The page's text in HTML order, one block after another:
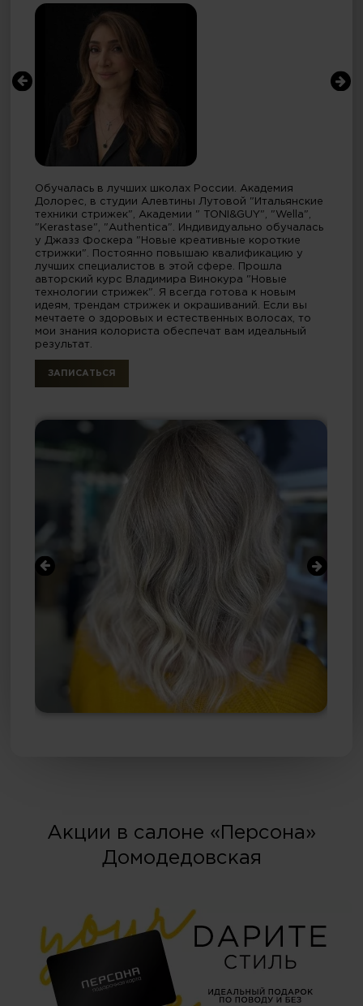
Обучалась в лучших школах России. Академия
Долорес, в студии Алевтины Лутовой "Итальянские
техники стрижек", Академии " TONI&GUY", "Wella",
"Kerastase", "Authentica". Индивидуально обучалась
у Джазз Фоскера "Новые креативные короткие
стрижки". Постоянно повышаю квалификацию у
лучших специалистов в этой сфере. Прошла
авторский курс Владимира Винокура "Новые
технологии стрижек". Я всегда готова к новым
идеям, трендам стрижек и окрашиваний. Если вы
мечтаете о здоровых и естественных волосах, то
мои знания колориста обеспечат вам идеальный
результат.
ЗАПИСАТЬСЯ
Акции в салоне «Персона»
Домодедовская